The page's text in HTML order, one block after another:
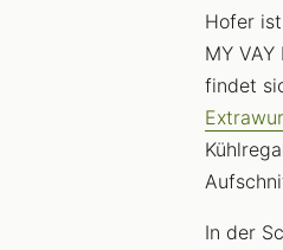
Hofer
MY
findet
In der